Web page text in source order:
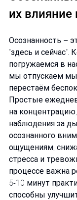
их
Осознанность –
"здесь и сейчас".
погружаемся в
мы отпускаем
перестаём
Простые
на
наблюдения за
осознанного
ощущениям,
стресса и
процессе важна
5-10 минут
способны